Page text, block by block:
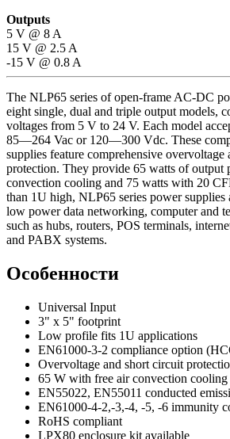
Outputs
5 V @ 8 A
15 V @ 2.5 A
-15 V @ 0.8 A
The NLP65 series of open-frame AC-DC
eight single, dual and triple output models,
voltages from 5 V to 24 V. Each model
85—264 Vac or 120—300 Vdc. These
supplies feature comprehensive overvoltage
protection. They provide 65 watts of output
convection cooling and 75 watts with 20
than 1U high, NLP65 series power supplies
low power data networking, computer and
such as hubs, routers, POS terminals,
and PABX systems.
Особенности
Universal Input
3" x 5" footprint
Low profile fits 1U applications
EN61000-3-2 compliance option
Overvoltage and short circuit
65 W with free air convection cooling
EN55022, EN55011 conducted
EN61000-4-2,-3,-4, -5, -6 immunity
RoHS compliant
LPX80 enclosure kit available